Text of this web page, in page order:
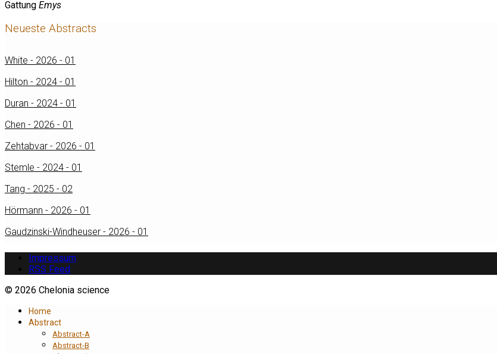
Gattung Emys
Neueste Abstracts
White - 2026 - 01
Hilton - 2024 - 01
Duran - 2024 - 01
Chen - 2026 - 01
Zehtabvar - 2026 - 01
Stemle - 2024 - 01
Tang - 2025 - 02
Hörmann - 2026 - 01
Gaudzinski-Windheuser - 2026 - 01
Impressum
RSS Feed
© 2026 Chelonia science
Home
Abstract
Abstract-A
Abstract-B